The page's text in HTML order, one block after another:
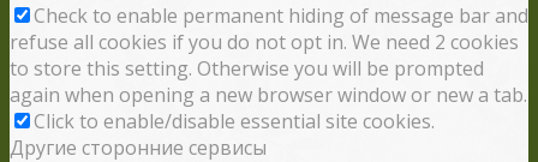
Check to enable permanent hiding of message bar and
refuse all cookies if you do not opt in. We need 2 cookies
to store this setting. Otherwise you will be prompted
again when opening a new browser window or new a tab.
Click to enable/disable essential site cookies.
Другие сторонние сервисы